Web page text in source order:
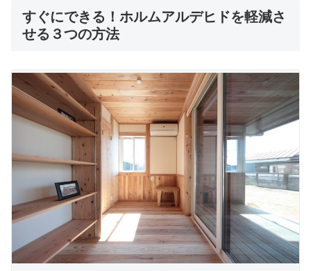
すぐにできる！ホルムアルデヒドを軽減さ
せる３つの方法